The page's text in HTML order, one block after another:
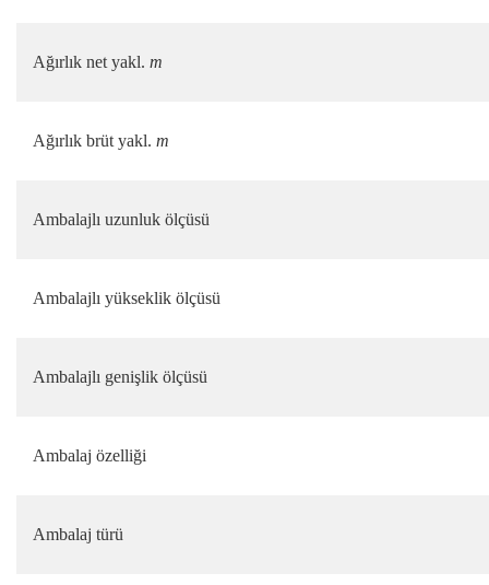
Ağırlık net yakl. m
Ağırlık brüt yakl. m
Ambalajlı uzunluk ölçüsü
Ambalajlı yükseklik ölçüsü
Ambalajlı genişlik ölçüsü
Ambalaj özelliği
Ambalaj türü